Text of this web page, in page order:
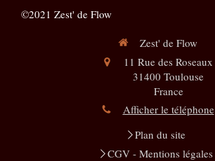
©2021 Zest' de Flow
Zest' de Flow
11 Rue des Roseaux
31400 Toulouse
France
Afficher le téléphone
Plan du site
CGV - Mentions légales